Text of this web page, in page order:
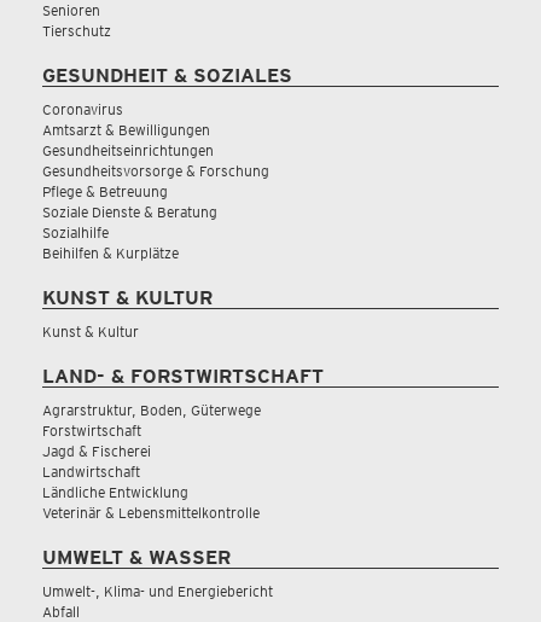
Senioren
Tierschutz
GESUNDHEIT & SOZIALES
Coronavirus
Amtsarzt & Bewilligungen
Gesundheitseinrichtungen
Gesundheitsvorsorge & Forschung
Pflege & Betreuung
Soziale Dienste & Beratung
Sozialhilfe
Beihilfen & Kurplätze
KUNST & KULTUR
Kunst & Kultur
LAND- & FORSTWIRTSCHAFT
Agrarstruktur, Boden, Güterwege
Forstwirtschaft
Jagd & Fischerei
Landwirtschaft
Ländliche Entwicklung
Veterinär & Lebensmittelkontrolle
UMWELT & WASSER
Umwelt-, Klima- und Energiebericht
Abfall